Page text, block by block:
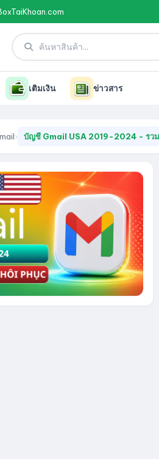
เติมเงิน ข่าวสาร
› บัญชี Gmail USA 2019-2024 - รวม